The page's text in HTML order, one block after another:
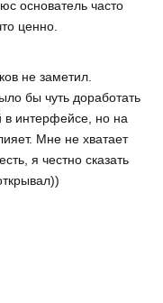
основатель часто
ценно.
не заметил.
бы чуть доработать
в интерфейсе, но на
Мне не хватает
я честно сказать